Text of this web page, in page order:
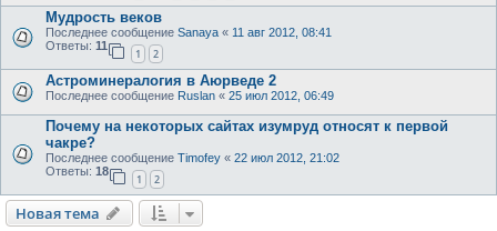
Мудрость веков
Последнее сообщение Sanaya « 11 авг 2012, 08:41
Ответы: 11
1 2
Астроминералогия в Аюрведе 2
Последнее сообщение Ruslan « 25 июл 2012, 06:49
Почему на некоторых сайтах изумруд относят к первой
чакре?
Последнее сообщение Timofey « 22 июл 2012, 21:02
Ответы: 18
1 2
Новая тема